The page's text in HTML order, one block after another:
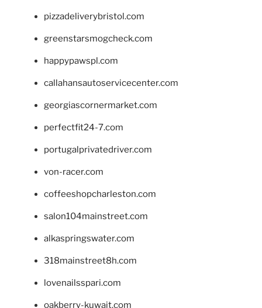
pizzadeliverybristol.com
greenstarsmogcheck.com
happypawspl.com
callahansautoservicecenter.com
georgiascornermarket.com
perfectfit24-7.com
portugalprivatedriver.com
von-racer.com
coffeeshopcharleston.com
salon104mainstreet.com
alkaspringswater.com
318mainstreet8h.com
lovenailsspari.com
oakberry-kuwait.com